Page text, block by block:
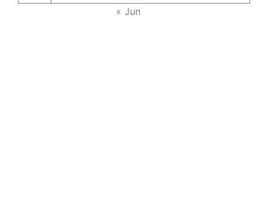
« Jun